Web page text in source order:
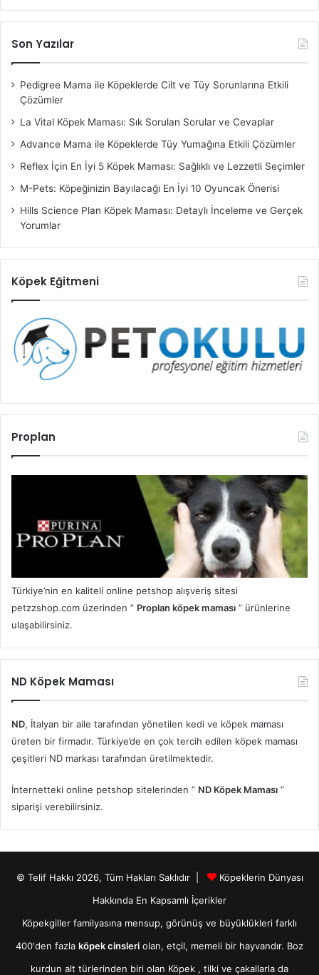
Son Yazılar
Pedigree Mama ile Köpeklerde Cilt ve Tüy Sorunlarına Etkili
Çözümler
La Vital Köpek Maması: Sık Sorulan Sorular ve Cevaplar
Advance Mama ile Köpeklerde Tüy Yumağına Etkili Çözümler
Reflex İçin En İyi 5 Köpek Maması: Sağlıklı ve Lezzetli Seçimler
M-Pets: Köpeğinizin Bayılacağı En İyi 10 Oyuncak Önerisi
Hills Science Plan Köpek Maması: Detaylı İnceleme ve Gerçek
Yorumlar
Köpek Eğitmeni
Proplan
Türkiye’nin en kaliteli online petshop alışveriş sitesi
petzzshop.com üzerinden ” Proplan köpek maması ” ürünlerine
ulaşabilirsiniz.
ND Köpek Maması
ND, İtalyan bir aile tarafından yönetilen kedi ve köpek maması
üreten bir firmadır. Türkiye’de en çok tercih edilen köpek maması
çeşitleri ND markası tarafından üretilmektedir.
İnternetteki online petshop sitelerinden ” ND Köpek Maması ”
siparişi verebilirsiniz.
© Telif Hakkı 2026, Tüm Hakları Saklıdır |
Köpeklerin Dünyası
Hakkında En Kapsamlı İçerikler
Köpekgiller familyasına mensup, görünüş ve büyüklükleri farklı
400'den fazla köpek cinsleri olan, etçil, memeli bir hayvandır. Boz
kurdun alt türlerinden biri olan Köpek , tilki ve çakallarla da